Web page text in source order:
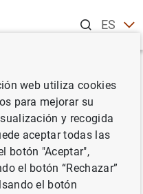
ESEN
para la
de
web utiliza cookies
para mejorar su
y recogida
aceptar todas las
botón "Aceptar",
el botón “Rechazar”
el botón